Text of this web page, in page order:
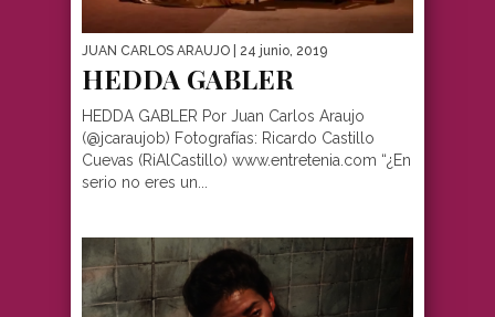
JUAN CARLOS ARAUJO | 24 junio, 2019
HEDDA GABLER
HEDDA GABLER Por Juan Carlos Araujo
(@jcaraujob) Fotografías: Ricardo Castillo
Cuevas (RiAlCastillo) www.entretenia.com “¿En
serio no eres un...